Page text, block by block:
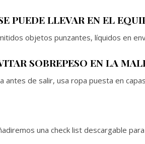
PUEDE LLEVAR EN EL
objetos punzantes, líquidos en
SOBREPESO EN LA
antes de salir, usa ropa puesta en
una check list descargable